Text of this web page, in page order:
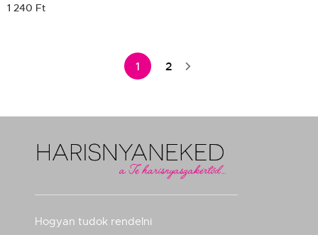
1 240 Ft
1 2
Hogyan tudok rendelni